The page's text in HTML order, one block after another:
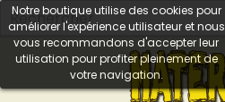
Notre boutique utilise des cookies pour
améliorer l'expérience utilisateur et nous
vous recommandons d'accepter leur
utilisation pour profiter pleinement de
votre navigation.